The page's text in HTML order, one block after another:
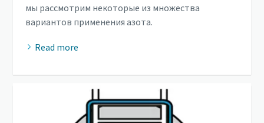
мы рассмотрим некоторые из множества
вариантов применения азота.
Read more